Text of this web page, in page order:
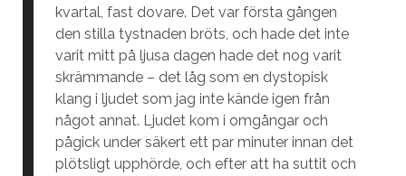
kvartal, fast dovare. Det var första gången
den stilla tystnaden bröts, och hade det inte
varit mitt på ljusa dagen hade det nog varit
skrämmande – det låg som en dystopisk
klang i ljudet som jag inte kände igen från
något annat. Ljudet kom i omgångar och
pågick under säkert ett par minuter innan det
plötsligt upphörde, och efter att ha suttit och